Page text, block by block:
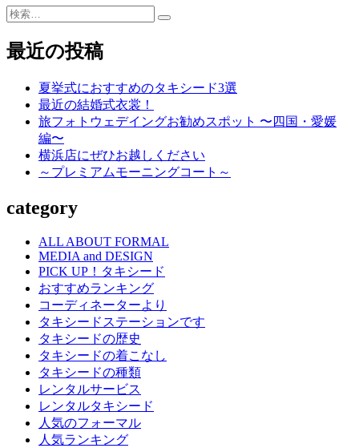
ル
カ
ラ
ー
お
話
し
検
最近の投稿
夏挙式におすすめのタキシード3選
最近の結婚式衣裳！
旅フォトウェデイングお勧めスポット 〜四国・愛媛
編〜
横浜店にぜひお越しください
～プレミアムモーニングコート～
category
ALL ABOUT FORMAL
MEDIA and DESIGN
PICK UP！タキシード
おすすめランキング
コーディネーターより
タキシードステーションです
タキシードの歴史
タキシードの着こなし
タキシードの種類
レンタルサービス
レンタルタキシード
人気のフォーマル
人気ランキング